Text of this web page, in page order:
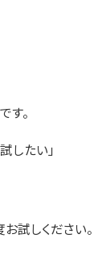
す。
したい」
試しください。